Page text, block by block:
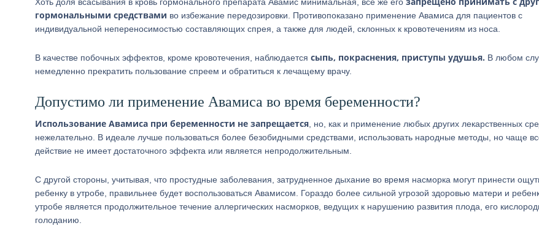
гормональными средствами во избежание передозировки. Противопоказано применение Авамиса для пациентов с
индивидуальной непереносимостью составляющих спрея, а также для людей, склонных к кровотечениям из носа.
В качестве побочных эффектов, кроме кровотечения, наблюдается сыпь, покраснения, приступы удушья. В любом
немедленно прекратить пользование спреем и обратиться к лечащему врачу.
Допустимо ли применение Авамиса во время беременности?
Использование Авамиса при беременности не запрещается , но, как и применение любых других лекарственных
нежелательно. В идеале лучше пользоваться более безобидными средствами, использовать народные методы, но чаще
действие не имеет достаточного эффекта или является непродолжительным.
С другой стороны, учитывая, что простудные заболевания, затрудненное дыхание во время насморка могут принести
ребенку в утробе, правильнее будет воспользоваться Авамисом. Гораздо более сильной угрозой здоровью матери и
утробе является продолжительное течение аллергических насморков, ведущих к нарушению развития плода, его
голоданию.